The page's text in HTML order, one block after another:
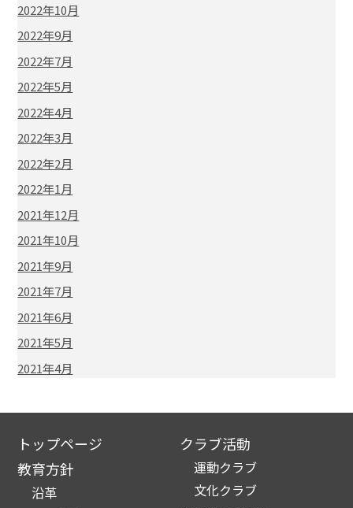
2022年10月
2022年9月
2022年7月
2022年5月
2022年4月
2022年3月
2022年2月
2022年1月
2021年12月
2021年10月
2021年9月
2021年7月
2021年6月
2021年5月
2021年4月
トップページ
教育方針
沿革
クラブ活動
運動クラブ
文化クラブ